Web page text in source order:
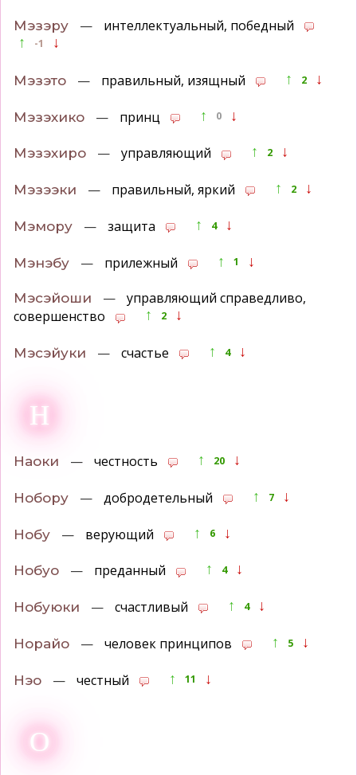
Мэзэру — интеллектуальный, победный
↑ -1 ↓
Мэзэто — правильный, изящный ↑ 2 ↓
Мэзэхико — принц ↑ 0 ↓
Мэзэхиро — управляющий ↑ 2 ↓
Мэзээки — правильный, яркий ↑ 2 ↓
Мэмору — защита ↑ 4 ↓
Мэнэбу — прилежный ↑ 1 ↓
Мэсэйоши —
управляющий справедливо,
совершенство
↑ 2 ↓
Мэсэйуки — счастье ↑ 4 ↓
Н
Наоки — честность ↑ 20 ↓
Нобору — добродетельный ↑ 7 ↓
Нобу — верующий ↑ 6 ↓
Нобуо — преданный ↑ 4 ↓
Нобуюки — счастливый ↑ 4 ↓
Норайо — человек принципов ↑ 5 ↓
Нэо — честный ↑ 11 ↓
О